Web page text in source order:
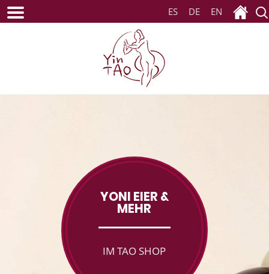
ES DE EN
YONI EIER &
MEHR
IM TAO SHOP